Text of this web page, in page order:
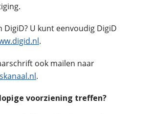
DigiD? U kunt eenvoudig DigiD
.
ook mailen naar
.
voorziening treffen?